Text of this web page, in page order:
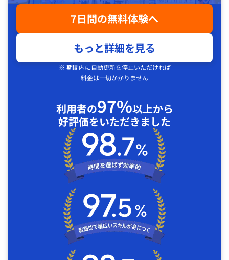
7日間の無料体験へ
もっと詳細を見る
※ 期間内に自動更新を停止いただければ
料金は一切かかりません
利用者の97%以上から
好評価をいただきました